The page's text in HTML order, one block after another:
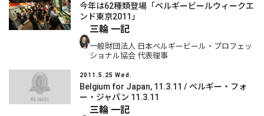
今年は62種類登場「ベルギービールウィークエ
ンド東京2011」
三輪 一記
一般財団法人 日本ベルギービール・プロフェッ
ショナル協会 代表理事
2011.5.25 Wed.
Belgium for Japan, 11.3.11 / ベルギー・フォ
ー・ジャパン 11.3.11
三輪 一記